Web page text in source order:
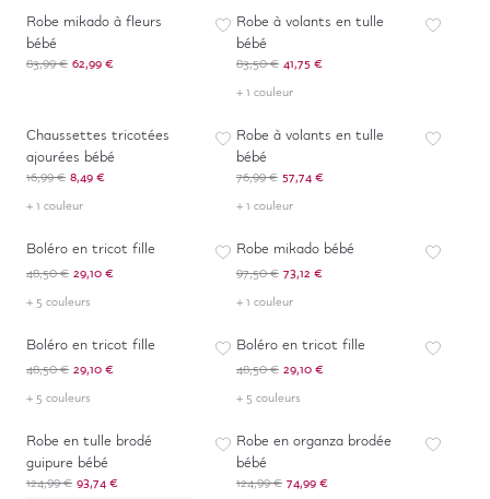
Robe mikado à fleurs
bébé
83,99 € 62,99 €
Robe à volants en tulle
bébé
83,50 € 41,75 €
+ 1 couleur
Chaussettes tricotées
ajourées bébé
16,99 € 8,49 €
+ 1 couleur
-25%
Robe à volants en tulle
bébé
76,99 € 57,74 €
+ 1 couleur
-40%
Boléro en tricot fille
48,50 € 29,10 €
+ 5 couleurs
-25%
Robe mikado bébé
97,50 € 73,12 €
+ 1 couleur
-40%
Boléro en tricot fille
48,50 € 29,10 €
+ 5 couleurs
-40%
Boléro en tricot fille
48,50 € 29,10 €
+ 5 couleurs
-25%
Robe en tulle brodé
guipure bébé
124,99 € 93,74 €
-40%
Robe en organza brodée
bébé
124,99 € 74,99 €